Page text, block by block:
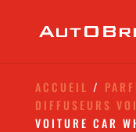
ACCUEIL /
DIFFUSEURS
VOITURE CAR